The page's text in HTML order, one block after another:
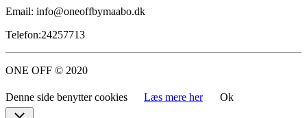
Email: info@oneoffbymaabo.dk
Telefon:24257713
ONE OFF © 2020
Denne side benytter cookies Læs mere her Ok